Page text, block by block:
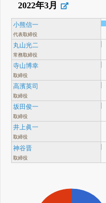
2022年3月
小熊信一
代表取締役
丸山光二
常務取締役
寺山博幸
取締役
高濱英司
取締役
坂田俊一
取締役
井上眞一
取締役
神谷晋
取締役